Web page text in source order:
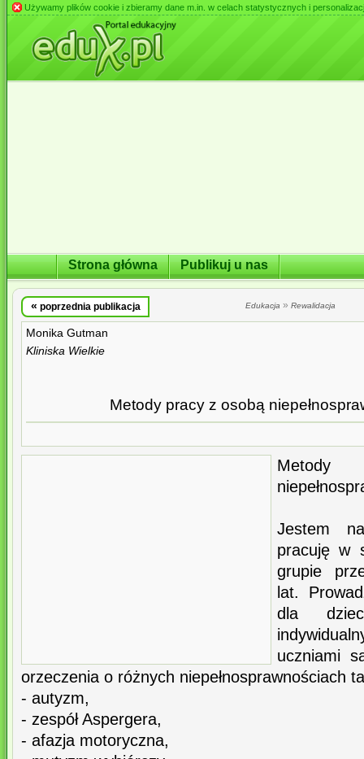
Używamy plików cookie i zbieramy dane m.in. w celach statystycznych i
Strona główna Publikuj u nas
« poprzednia publikacja Edukacja » Rewalidacja
Monika Gutman
Kliniska Wielkie
Metody pracy z osobą
Jestem
pracuję w
grupie
lat.
dla
uczniami
orzeczenia o różnych niepełnosprawnościach
- autyzm,
- zespół Aspergera,
- afazja motoryczna,